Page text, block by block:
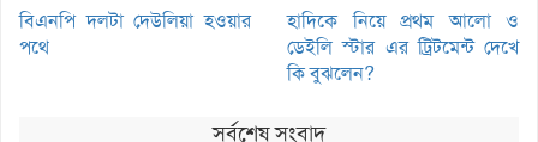
বিএনপি দলটা দেউলিয়া হওয়ার
পথে
হাদিকে নিয়ে প্রথম আলো ও
ডেইলি স্টার এর ট্রিটমেন্ট দেখে
কি বুঝলেন?
সর্বশেষ সংবাদ